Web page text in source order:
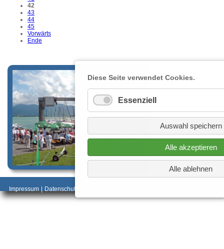
42
43
44
45
Vorwärts
Ende
Impressum Datenschutz
Diese Seite verwendet Cookies.
Essenziell
Auswahl speichern
Alle akzeptieren
Alle ablehnen